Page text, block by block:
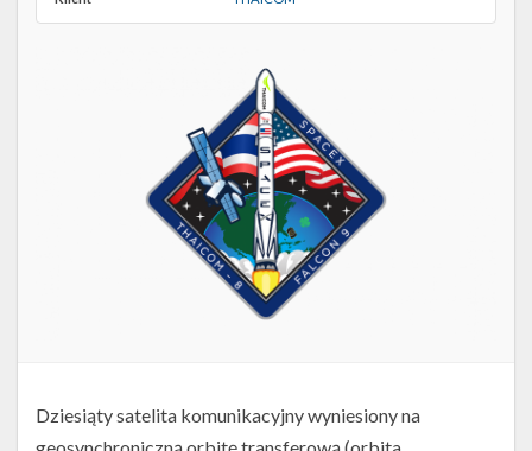
Dziesiąty satelita komunikacyjny wyniesiony na